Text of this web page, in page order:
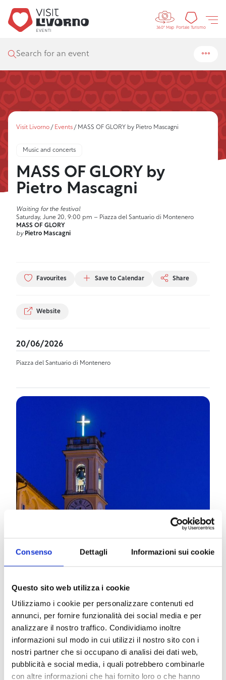
Consenso Dettagli Informazioni sui cookie
Questo sito web utilizza i cookie
Utilizziamo i cookie per personalizzare contenuti ed
annunci, per fornire funzionalità dei social media e per
analizzare il nostro traffico. Condividiamo inoltre
informazioni sul modo in cui utilizzi il nostro sito con i
nostri partner che si occupano di analisi dei dati web,
pubblicità e social media, i quali potrebbero combinarle
con altre informazioni che hai fornito loro o che hanno
Controls
360° Map Portale Turismo
Search for an event
Visit Livorno / Events / MASS OF GLORY by Pietro Mascagni
Music and concerts
MASS OF GLORY by
Pietro Mascagni
Waiting for the festival
Saturday, June 20, 9:00 pm – Piazza del Santuario di Montenero
MASS OF GLORY
by Pietro Mascagni
Favourites Save to Calendar Share
Website
20/06/2026
Piazza del Santuario di Montenero